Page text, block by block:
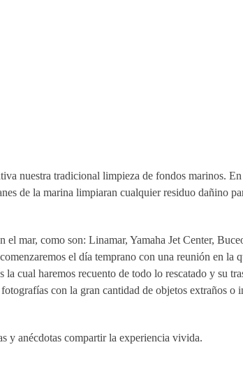
nuestra tradicional limpieza de fondos marinos. En
de la marina limpiaran cualquier residuo dañino
el mar, como son: Linamar, Yamaha Jet Center,
el día temprano con una reunión en la
cual haremos recuento de todo lo rescatado y su
con la gran cantidad de objetos extraños o
y anécdotas compartir la experiencia vivida.